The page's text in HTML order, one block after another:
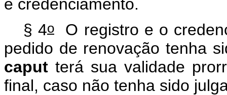
e credenciamento.
§ 4oO registro e o
pedido de renovação tenha
caput terá sua validade
final, caso não tenha sido